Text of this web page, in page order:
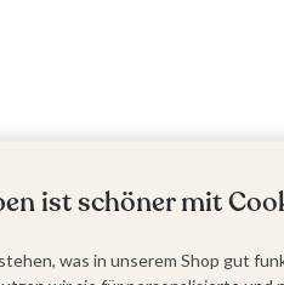
ist schöner mit
was in unserem Shop gut